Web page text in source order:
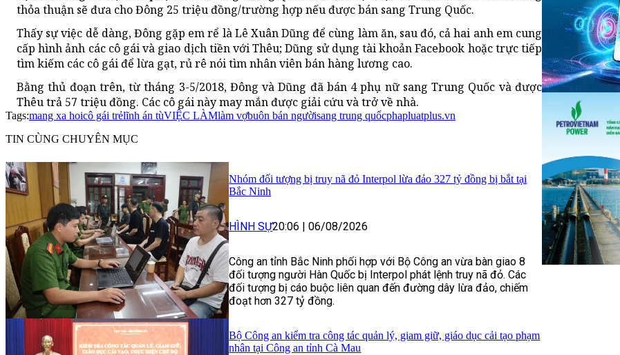
thỏa thuận sẽ đưa cho Đông 25 triệu đồng/trường hợp nếu được bán sang Trung Quốc.
Thấy sự việc dễ dàng, Đông gặp em rể là Lê Xuân Dũng để cùng làm ăn, sau đó, cả hai anh em cung
cấp hình ảnh các cô gái và giao dịch tiền với Thêu; Dũng sử dụng tài khoản Facebook hoặc trực tiếp
tìm kiếm các cô gái để lừa gạt, rủ rê nói tìm nhân viên bán hàng lương cao.
Bằng thủ đoạn trên, từ tháng 3-5/2018, Đông và Dũng đã bán 4 phụ nữ sang Trung Quốc và được
Thêu trả 57 triệu đồng. Các cô gái này may mắn được giải cứu và trở về nhà.
Tags:mang xa hoicô gái trẻlĩnh án tùVIỆC LÀMlàm vợbuôn bán ngườisang trung quốcphapluatplus.vn
TIN CÙNG CHUYÊN MỤC
Nhóm đối tượng bị truy nã đỏ Interpol lừa đảo 327 tỷ đồng bị bắt tại
Bắc Ninh
HÌNH SỰ20:06 06/08/2026
Công an tỉnh Bắc Ninh phối hợp với Bộ Công an vừa bàn giao 8
đối tượng người Hàn Quốc bị Interpol phát lệnh truy nã đỏ. Các
đối tượng bị cáo buộc liên quan đến đường dây lừa đảo, chiếm
đoạt hơn 327 tỷ đồng.
Bộ Công an kiểm tra công tác quản lý, giam giữ, giáo dục cải tạo phạm
nhân tại Công an tỉnh Cà Mau